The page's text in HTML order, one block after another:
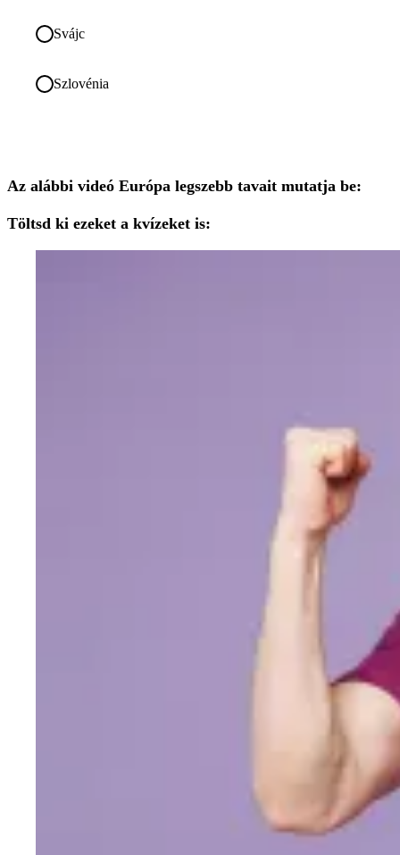
Svájc
Szlovénia
Az alábbi videó Európa legszebb tavait mutatja be:
Töltsd ki ezeket a kvízeket is: